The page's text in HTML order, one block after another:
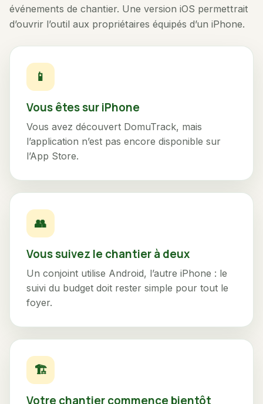
événements de chantier. Une version iOS permettrait
d’ouvrir l’outil aux propriétaires équipés d’un iPhone.
📱
Vous êtes sur iPhone
Vous avez découvert DomuTrack, mais
l’application n’est pas encore disponible sur
l’App Store.
👥
Vous suivez le chantier à deux
Un conjoint utilise Android, l’autre iPhone : le
suivi du budget doit rester simple pour tout le
foyer.
🏗️
Votre chantier commence bientôt